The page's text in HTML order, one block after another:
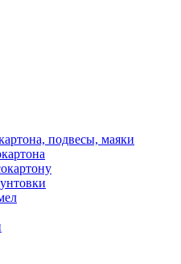
подвесы, маяки